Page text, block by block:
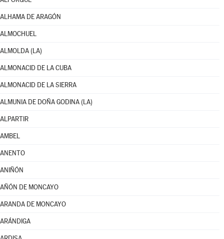
ALHAMA DE ARAGÓN
ALMOCHUEL
ALMOLDA (LA)
ALMONACID DE LA CUBA
ALMONACID DE LA SIERRA
ALMUNIA DE DOÑA GODINA (LA)
ALPARTIR
AMBEL
ANENTO
ANIÑÓN
AÑÓN DE MONCAYO
ARANDA DE MONCAYO
ARÁNDIGA